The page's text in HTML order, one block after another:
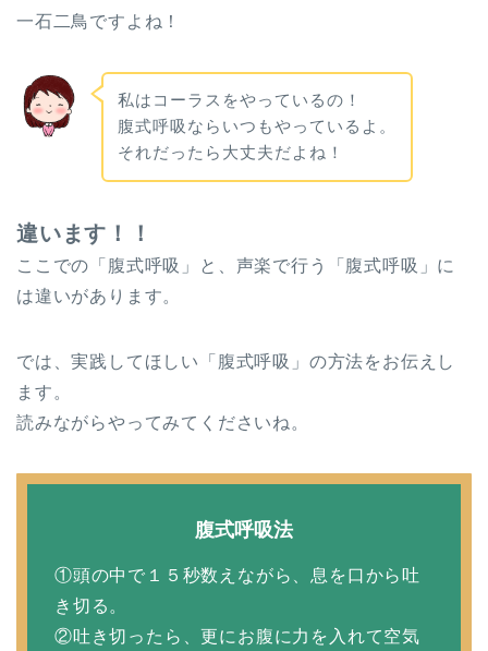
一石二鳥ですよね！
私はコーラスをやっているの！
腹式呼吸ならいつもやっているよ。
それだったら大丈夫だよね！
違います！！
ここでの「腹式呼吸」と、声楽で行う「腹式呼吸」に
は違いがあります。
では、実践してほしい「腹式呼吸」の方法をお伝えし
ます。
読みながらやってみてくださいね。
腹式呼吸法
①頭の中で１５秒数えながら、息を口から吐
き切る。
②吐き切ったら、更にお腹に力を入れて空気